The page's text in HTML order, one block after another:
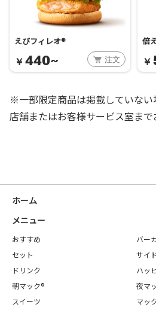
えびフィレオ®
￥ 440~ 注文
倍
￥
※一部限定商品は掲載していない
店舗またはお客様サービス室まで
ホーム
メニュー
おすすめ
バー
セット
サイ
ドリンク
ハッ
朝マック®
夜マ
スイーツ
マッ